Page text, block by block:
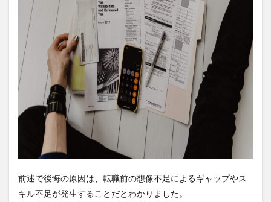
前述で後悔の原因は、転職前の想像不足によるギャップやス
キル不足が発生することだとわかりました。